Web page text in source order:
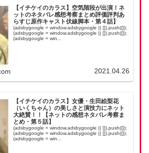
【イチケイのカラス】空気階段が出演！ネ
ットのネタバレ感想考察まとめ評価評判あ
らすじ原作キャスト伏線脚本・第４話】
(adsbygoogle = window.adsbygoogle || []).push({});
(adsbygoogle = window.adsbygoogle || []).push({});
(adsbygoogle = win...
2021.04.26
【イチケイのカラス】女優・生田絵梨花
（いくちゃん）の美しさと演技力にネット
大絶賛！！【ネットの感想ネタバレ考察ま
とめ・第５話】
(adsbygoogle = window.adsbygoogle || []).push({});
(adsbygoogle = window.adsbygoogle || []).push({});
(adsbygoogle = win...